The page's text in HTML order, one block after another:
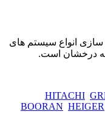
انواع سیستم های
درخشان است.
HITACHI
BOORAN HEIGER